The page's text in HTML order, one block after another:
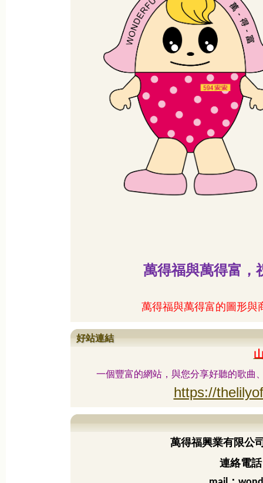
萬得福與萬得富，
萬得福與萬得富的圖形與
好站連結
一個豐富的網站，與您分享好聽的歌曲
https://
萬得福興業有限公
連絡電